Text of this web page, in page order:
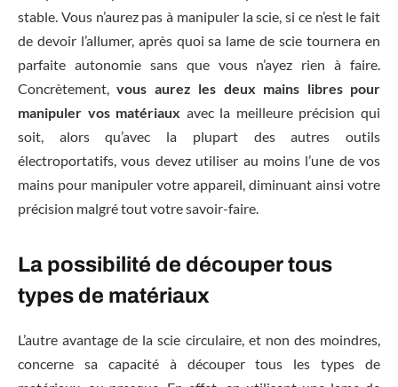
stable. Vous n’aurez pas à manipuler la scie, si ce n’est le fait
de devoir l’allumer, après quoi sa lame de scie tournera en
parfaite autonomie sans que vous n’ayez rien à faire.
Concrètement,vous aurez les deux mains libres pour
manipuler vos matériaux avec la meilleure précision qui
soit, alors qu’avec la plupart des autres outils
électroportatifs, vous devez utiliser au moins l’une de vos
mains pour manipuler votre appareil, diminuant ainsi votre
précision malgré tout votre savoir-faire.
La possibilité de découper tous
types de matériaux
L’autre avantage de la scie circulaire, et non des moindres,
concerne sa capacité à découper tous les types de